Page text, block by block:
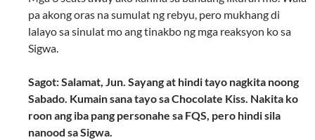
pa akong oras na sumulat ng rebyu, pero mukhang di
lalayo sa sinulat mo ang tinakbo ng mga reaksyon ko sa
Sigwa.
Sagot: Salamat, Jun. Sayang at hindi tayo nagkita noong
Sabado. Kumain sana tayo sa Chocolate Kiss. Nakita ko
roon ang iba pang personahe sa FQS, pero hindi sila
nanood sa Sigwa.